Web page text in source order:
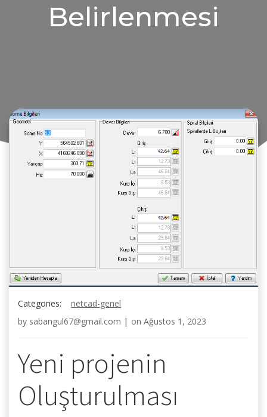
Belirlenmesi
Categories:
netcad-genel
by sabangul67@gmail.com | on Ağustos 1, 2023
Yeni projenin
Oluşturulması